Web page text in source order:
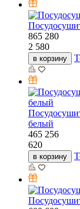
865 280
2 580
в корзину
белый
465 256
620
в корзину